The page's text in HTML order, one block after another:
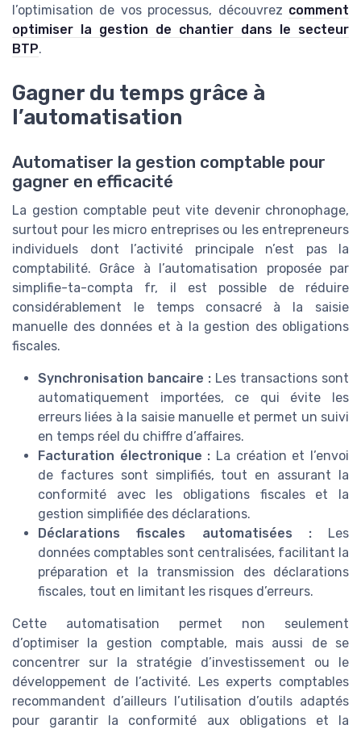
l’optimisation de vos processus, découvrez comment
optimiser la gestion de chantier dans le secteur
BTP.
Gagner du temps grâce à
l’automatisation
Automatiser la gestion comptable pour
gagner en efficacité
La gestion comptable peut vite devenir chronophage,
surtout pour les micro entreprises ou les entrepreneurs
individuels dont l’activité principale n’est pas la
comptabilité. Grâce à l’automatisation proposée par
simplifie-ta-compta fr, il est possible de réduire
considérablement le temps consacré à la saisie
manuelle des données et à la gestion des obligations
fiscales.
Synchronisation bancaire : Les transactions sont
automatiquement importées, ce qui évite les
erreurs liées à la saisie manuelle et permet un suivi
en temps réel du chiffre d’affaires.
Facturation électronique : La création et l’envoi
de factures sont simplifiés, tout en assurant la
conformité avec les obligations fiscales et la
gestion simplifiée des déclarations.
Déclarations fiscales automatisées :Les
données comptables sont centralisées, facilitant la
préparation et la transmission des déclarations
fiscales, tout en limitant les risques d’erreurs.
Cette automatisation permet non seulement
d’optimiser la gestion comptable, mais aussi de se
concentrer sur la stratégie d’investissement ou le
développement de l’activité. Les experts comptables
recommandent d’ailleurs l’utilisation d’outils adaptés
pour garantir la conformité aux obligations et la